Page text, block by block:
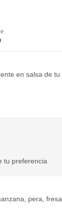
en salsa de
tu preferencia
pera,